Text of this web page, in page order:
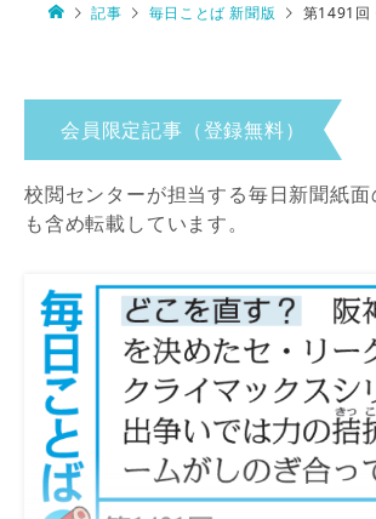
記事 毎日ことば 新聞版 第1491回
会員限定記事（登録無料）
校閲センターが担当する毎日新聞紙
も含め転載しています。